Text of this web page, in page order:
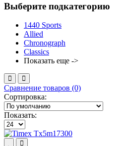
Выберите подкатегорию
1440 Sports
Allied
Chronograph
Classics
Показать еще ->
Сравнение товаров (0)
Сортировка:
Показать: